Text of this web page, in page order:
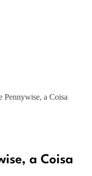
Pennywise, a Coisa
a Coisa